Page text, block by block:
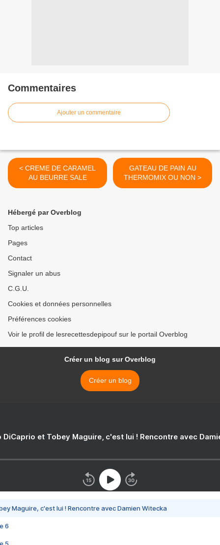
Commentaires
Ajouter un commentaire
< CREME DE CARAMEL
AU BEURRE SALE
GATEAU DE PAIN AU
THERMOMIX OU NON >
Hébergé par Overblog
Top articles
Pages
Contact
Signaler un abus
C.G.U.
Cookies et données personnelles
Préférences cookies
Voir le profil de lesrecettesdepipouf sur le portail Overblog
Créer un blog sur Overblog
Créer un blog
DiCaprio et Tobey Maguire, c'est lui ! Rencontre avec
Maguire, c'est lui ! Rencontre avec Damien Witecka
6